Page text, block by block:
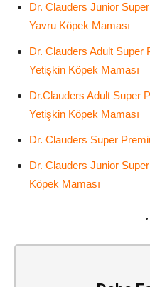
Dr. Clauders Junior
Yavru Köpek Maması
Dr. Clauders Adult Super
Yetişkin Köpek Maması
Dr.Clauders Adult Super
Yetişkin Köpek Maması
Dr. Clauders Super
Dr. Clauders Junior
Köpek Maması